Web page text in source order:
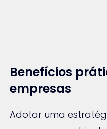
Benefícios
empresas
Adotar uma